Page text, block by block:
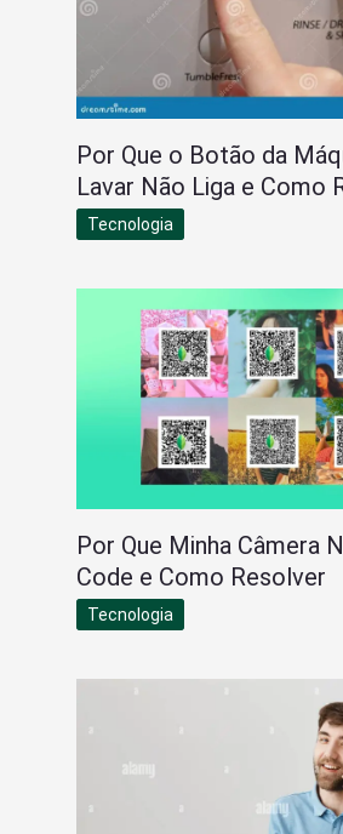
Por Que o Botão da
Lavar Não Liga e Como
Tecnologia
Por Que Minha Câmera
Code e Como Resolver
Tecnologia